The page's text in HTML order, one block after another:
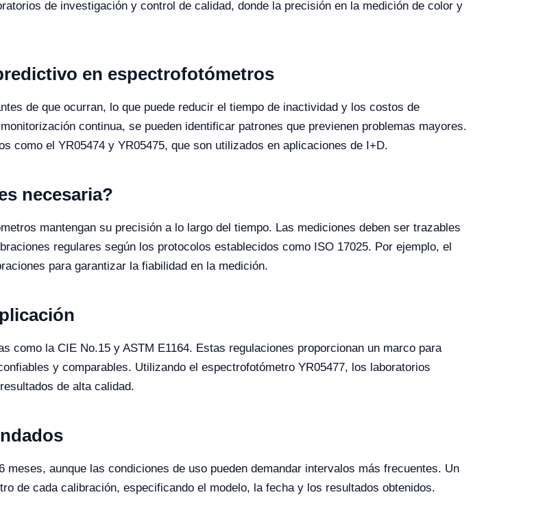
de investigación y control de calidad, donde la precisión en la medición de color y
en espectrofotómetros
de que ocurran, lo que puede reducir el tiempo de inactividad y los costos de
continua, se pueden identificar patrones que previenen problemas mayores.
como el YR05474 y YR05475, que son utilizados en aplicaciones de I+D.
necesaria?
mantengan su precisión a lo largo del tiempo. Las mediciones deben ser trazables
regulares según los protocolos establecidos como ISO 17025. Por ejemplo, el
para garantizar la fiabilidad en la medición.
como la CIE No.15 y ASTM E1164. Estas regulaciones proporcionan un marco para
y comparables. Utilizando el espectrofotómetro YR05477, los laboratorios
de alta calidad.
aunque las condiciones de uso pueden demandar intervalos más frecuentes. Un
de cada calibración, especificando el modelo, la fecha y los resultados obtenidos.